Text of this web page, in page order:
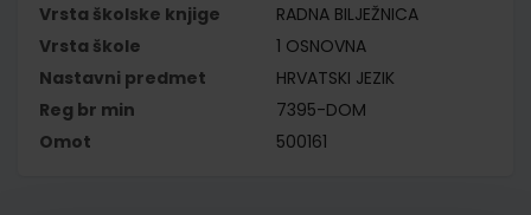
Vrsta školske knjige
RADNA BILJEŽNICA
Vrsta škole
1 OSNOVNA
Nastavni predmet
HRVATSKI JEZIK
Reg br min
7395-DOM
Omot
500161